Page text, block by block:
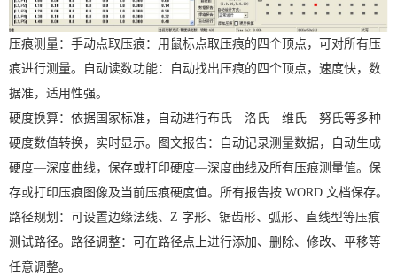
压痕测量：手动点取压痕：用鼠标点取压痕的四个顶点，可对所有压
痕进行测量。自动读数功能：自动找出压痕的四个顶点，速度快，数
据准，适用性强。
硬度换算：依据国家标准，自动进行布氏—洛氏—维氏—努氏等多种
硬度数值转换，实时显示。图文报告：自动记录测量数据，自动生成
硬度—深度曲线，保存或打印硬度—深度曲线及所有压痕测量值。保
存或打印压痕图像及当前压痕硬度值。所有报告按 WORD 文档保存。
路径规划：可设置边缘法线、Z 字形、锯齿形、弧形、直线型等压痕
测试路径。路径调整：可在路径点上进行添加、删除、修改、平移等
任意调整。